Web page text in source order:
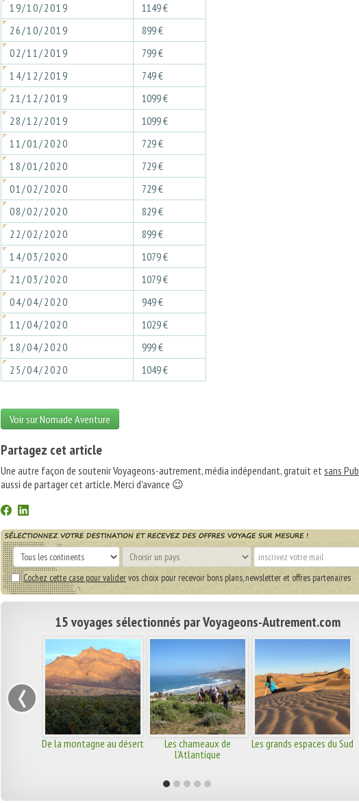
19/10/2019
1149 €
26/10/2019
899 €
02/11/2019
799 €
14/12/2019
749 €
21/12/2019
1099 €
28/12/2019
1099 €
11/01/2020
729 €
18/01/2020
729 €
01/02/2020
729 €
08/02/2020
829 €
22/02/2020
899 €
14/03/2020
1079 €
21/03/2020
1079 €
04/04/2020
949 €
11/04/2020
1029 €
18/04/2020
999 €
25/04/2020
1049 €
Voir sur Nomade Aventure
Partagez cet article
Une autre façon de soutenir Voyageons-autrement, média indépendant, gratuit etsans Pub
aussi de partager cet article. Merci d'avance 😉
Cochez cette case pour validervos choix pour recevoir bons plans, newsletter et offres partenaires
15 voyages sélectionnés par Voyageons-Autrement.com
De la montagne au désert
Les chameaux de
l'Atlantique
Les grands espaces du Sud
‹